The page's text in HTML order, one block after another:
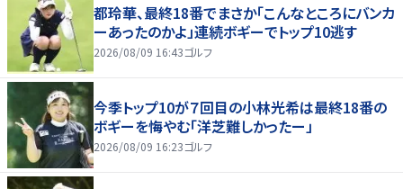
都玲華、最終18番でまさか「こんなところにバンカ
ーあったのかよ」連続ボギーでトップ10逃す
2026/08/09 16:43ゴルフ
今季トップ10が７回目の小林光希は最終18番の
ボギーを悔やむ「洋芝難しかったー」
2026/08/09 16:23ゴルフ